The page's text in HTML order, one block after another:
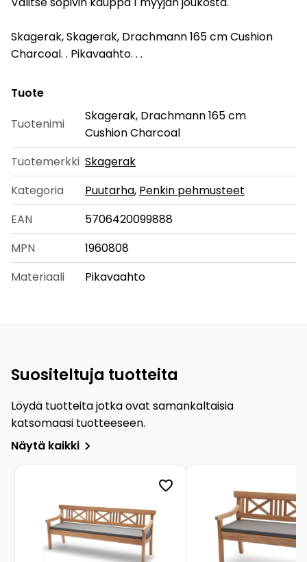
Skagerak, Skagerak, Drachmann 165 cm Cushion
Charcoal. . Pikavaahto. . .
Tuote
Tuotenimi
Skagerak, Drachmann 165 cm
Cushion Charcoal
Tuotemerkki Skagerak
Kategoria
Puutarha, Penkin pehmusteet
EAN
5706420099888
MPN
1960808
Materiaali
Pikavaahto
Suositeltuja tuotteita
Löydä tuotteita jotka ovat samankaltaisia
katsomaasi tuotteeseen.
Näytä kaikki